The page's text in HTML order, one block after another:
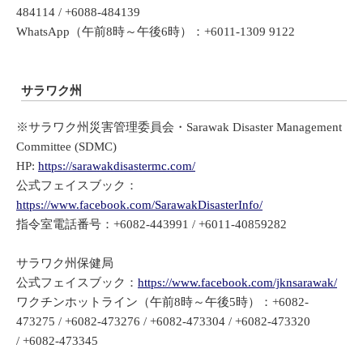
484114 / +6088-484139
WhatsApp（午前8時～午後6時）：+6011-1309 9122
サラワク州
※サラワク州災害管理委員会・Sarawak Disaster Management
Committee (SDMC)
HP: https://sarawakdisastermc.com/
公式フェイスブック：
https://www.facebook.com/SarawakDisasterInfo/
指令室電話番号：+6082-443991 / +6011-40859282
サラワク州保健局
公式フェイスブック： https://www.facebook.com/jknsarawak/
ワクチンホットライン（午前8時～午後5時）：+6082-
473275 / +6082-473276 / +6082-473304 / +6082-473320
/ +6082-473345